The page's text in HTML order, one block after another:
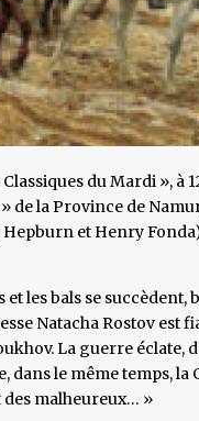
du Mardi », à
de la Province de
et Henry
et les bals se
Natacha Rostov est
La guerre éclate,
le même temps, la
des malheureux… »